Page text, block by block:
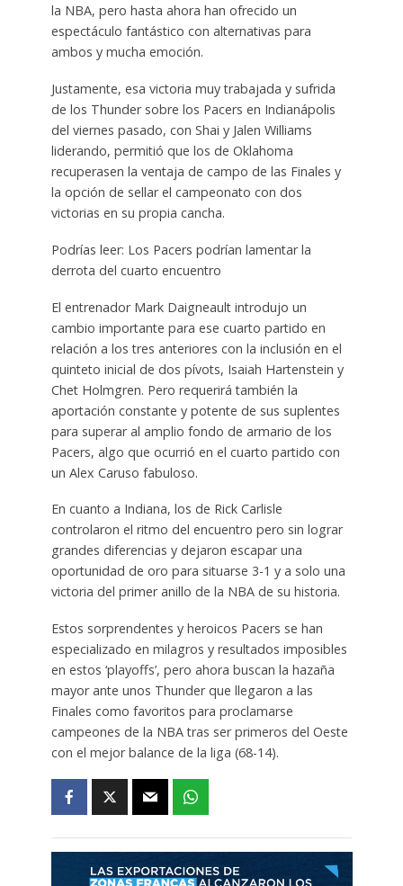
la NBA, pero hasta ahora han ofrecido un
espectáculo fantástico con alternativas para
ambos y mucha emoción.
Justamente, esa victoria muy trabajada y sufrida
de los Thunder sobre los Pacers en Indianápolis
del viernes pasado, con Shai y Jalen Williams
liderando, permitió que los de Oklahoma
recuperasen la ventaja de campo de las Finales y
la opción de sellar el campeonato con dos
victorias en su propia cancha.
Podrías leer: Los Pacers podrían lamentar la
derrota del cuarto encuentro
El entrenador Mark Daigneault introdujo un
cambio importante para ese cuarto partido en
relación a los tres anteriores con la inclusión en el
quinteto inicial de dos pívots, Isaiah Hartenstein y
Chet Holmgren. Pero requerirá también la
aportación constante y potente de sus suplentes
para superar al amplio fondo de armario de los
Pacers, algo que ocurrió en el cuarto partido con
un Alex Caruso fabuloso.
En cuanto a Indiana, los de Rick Carlisle
controlaron el ritmo del encuentro pero sin lograr
grandes diferencias y dejaron escapar una
oportunidad de oro para situarse 3-1 y a solo una
victoria del primer anillo de la NBA de su historia.
Estos sorprendentes y heroicos Pacers se han
especializado en milagros y resultados imposibles
en estos ‘playoffs’, pero ahora buscan la hazaña
mayor ante unos Thunder que llegaron a las
Finales como favoritos para proclamarse
campeones de la NBA tras ser primeros del Oeste
con el mejor balance de la liga (68-14).